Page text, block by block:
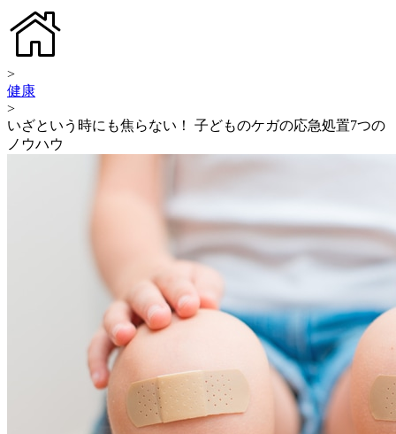
>
健康
>
いざという時にも焦らない！ 子どものケガの応急処置7つの
ノウハウ